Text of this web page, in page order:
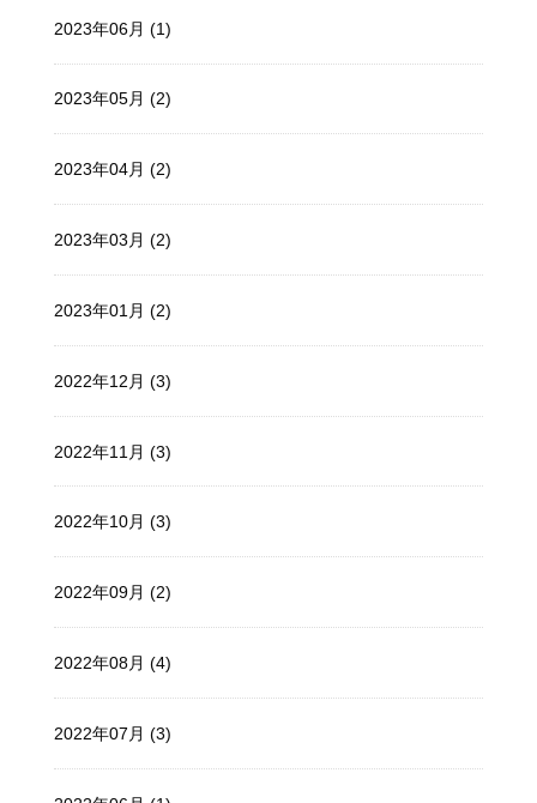
2023年06月 (1)
2023年05月 (2)
2023年04月 (2)
2023年03月 (2)
2023年01月 (2)
2022年12月 (3)
2022年11月 (3)
2022年10月 (3)
2022年09月 (2)
2022年08月 (4)
2022年07月 (3)